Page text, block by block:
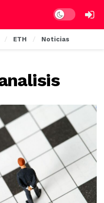
Dark mode
ETH Noticias